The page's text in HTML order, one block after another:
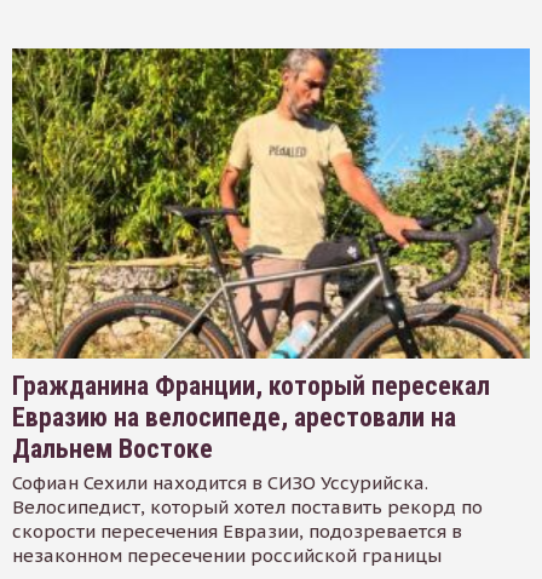
Гражданина Франции, который пересекал
Евразию на велосипеде, арестовали на
Дальнем Востоке
Софиан Сехили находится в СИЗО Уссурийска.
Велосипедист, который хотел поставить рекорд по
скорости пересечения Евразии, подозревается в
незаконном пересечении российской границы